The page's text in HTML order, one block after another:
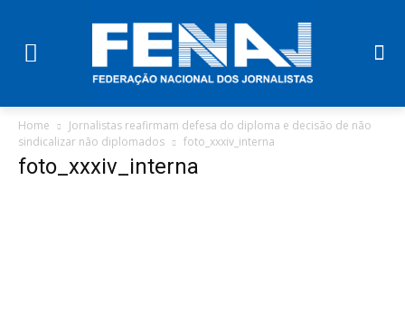
Home
Jornalistas reafirmam defesa do diploma e decisão de não
sindicalizar não diplomados
foto_xxxiv_interna
foto_xxxiv_interna